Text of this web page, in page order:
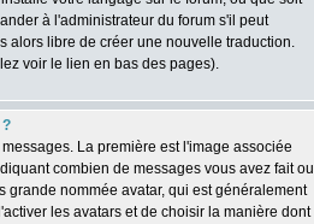
à l'administrateur du forum s'il peut
alors libre de créer une nouvelle traduction.
voir le lien en bas des pages).
La première est l'image associée
combien de messages vous avez fait ou
grande nommée avatar, qui est généralement
les avatars et de choisir la manière dont